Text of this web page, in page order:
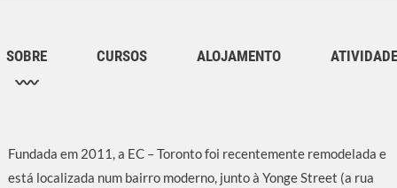
SOBRE CURSOS ALOJAMENTO
Fundada em 2011, a EC – Toronto foi recentemente remodelada e
está localizada num bairro moderno, junto à Yonge Street (a rua